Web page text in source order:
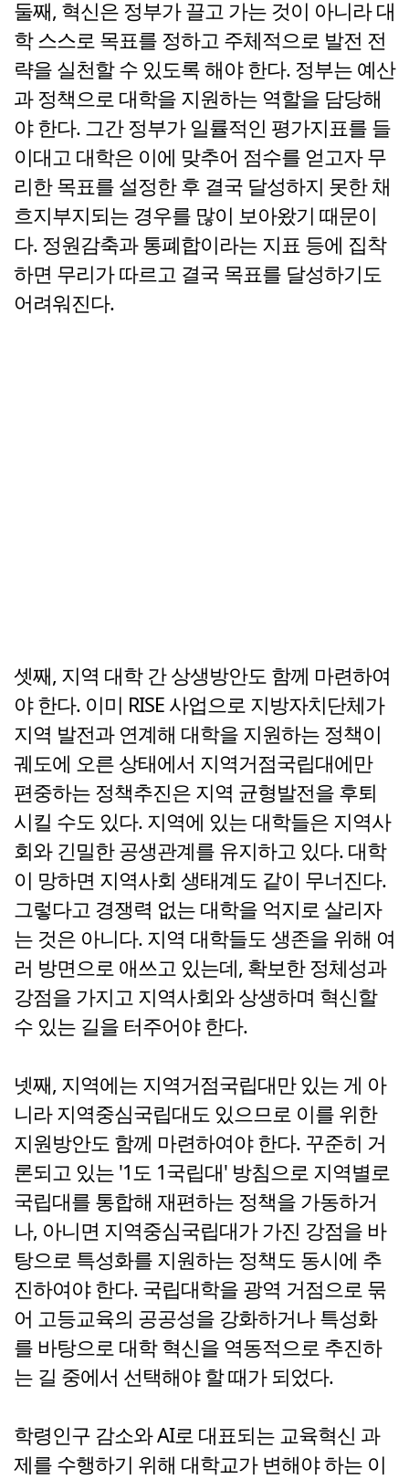
둘째, 혁신은 정부가 끌고 가는 것이 아니라 대
학 스스로 목표를 정하고 주체적으로 발전 전
략을 실천할 수 있도록 해야 한다. 정부는 예산
과 정책으로 대학을 지원하는 역할을 담당해
야 한다. 그간 정부가 일률적인 평가지표를 들
이대고 대학은 이에 맞추어 점수를 얻고자 무
리한 목표를 설정한 후 결국 달성하지 못한 채
흐지부지되는 경우를 많이 보아왔기 때문이
다. 정원감축과 통폐합이라는 지표 등에 집착
하면 무리가 따르고 결국 목표를 달성하기도
어려워진다.
셋째, 지역 대학 간 상생방안도 함께 마련하여
야 한다. 이미 RISE 사업으로 지방자치단체가
지역 발전과 연계해 대학을 지원하는 정책이
궤도에 오른 상태에서 지역거점국립대에만
편중하는 정책추진은 지역 균형발전을 후퇴
시킬 수도 있다. 지역에 있는 대학들은 지역사
회와 긴밀한 공생관계를 유지하고 있다. 대학
이 망하면 지역사회 생태계도 같이 무너진다.
그렇다고 경쟁력 없는 대학을 억지로 살리자
는 것은 아니다. 지역 대학들도 생존을 위해 여
러 방면으로 애쓰고 있는데, 확보한 정체성과
강점을 가지고 지역사회와 상생하며 혁신할
수 있는 길을 터주어야 한다.
넷째, 지역에는 지역거점국립대만 있는 게 아
니라 지역중심국립대도 있으므로 이를 위한
지원방안도 함께 마련하여야 한다. 꾸준히 거
론되고 있는 '1도 1국립대' 방침으로 지역별로
국립대를 통합해 재편하는 정책을 가동하거
나, 아니면 지역중심국립대가 가진 강점을 바
탕으로 특성화를 지원하는 정책도 동시에 추
진하여야 한다. 국립대학을 광역 거점으로 묶
어 고등교육의 공공성을 강화하거나 특성화
를 바탕으로 대학 혁신을 역동적으로 추진하
는 길 중에서 선택해야 할 때가 되었다.
학령인구 감소와 AI로 대표되는 교육혁신 과
제를 수행하기 위해 대학교가 변해야 하는 이